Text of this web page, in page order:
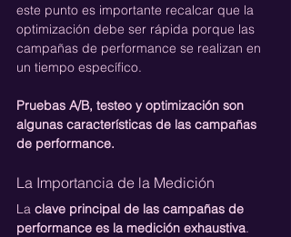
este punto es importante recalcar que la
optimización debe ser rápida porque las
campañas de performance se realizan en
un tiempo específico.
Pruebas A/B, testeo y optimización son
algunas características de las campañas
de performance.
La Importancia de la Medición
La clave principal de las campañas de
performance es la medición exhaustiva.